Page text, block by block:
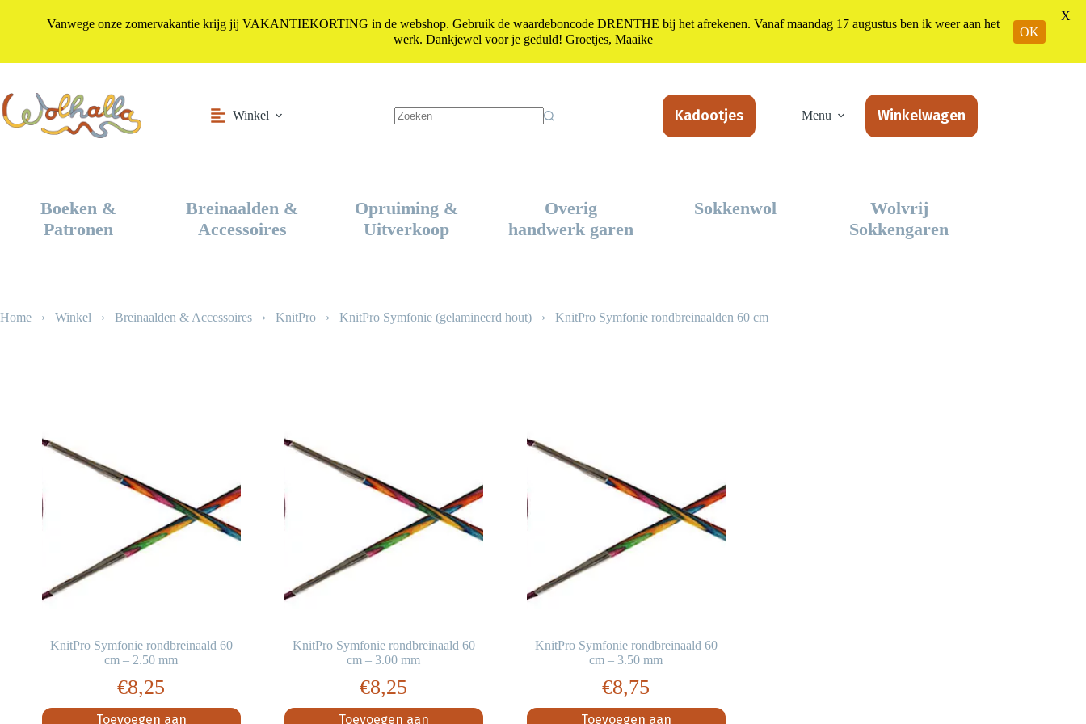
de
inhoud
Winkel
Kadootjes Menu Winkelwagen
Boeken &
Patronen
Breinaalden &
Accessoires
Opruiming &
Uitverkoop
Overig
handwerk garen
Sokkenwol
Wolvrij
Sokkengaren
Home › Winkel › Breinaalden & Accessoires › KnitPro › KnitPro Symfonie (gelamineerd hout) › KnitPro Symfonie rondbreinaalden 60 cm
KnitPro Symfonie rondbreinaald 60
cm – 2.50 mm
€8,25
Toevoegen aan
KnitPro Symfonie rondbreinaald 60
cm – 3.00 mm
€8,25
Toevoegen aan
KnitPro Symfonie rondbreinaald 60
cm – 3.50 mm
€8,75
Toevoegen aan
Vanwege onze zomervakantie krijg jij VAKANTIEKORTING in de webshop. Gebruik de waardeboncode DRENTHE bij het afrekenen. Vanaf maandag 17 augustus ben ik weer aan het
werk. Dankjewel voor je geduld! Groetjes, Maaike
OK
X